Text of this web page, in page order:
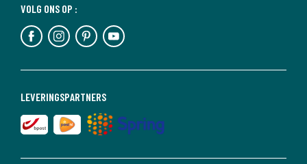
LEVERINGSPARTNERS
VOLG ONS OP :